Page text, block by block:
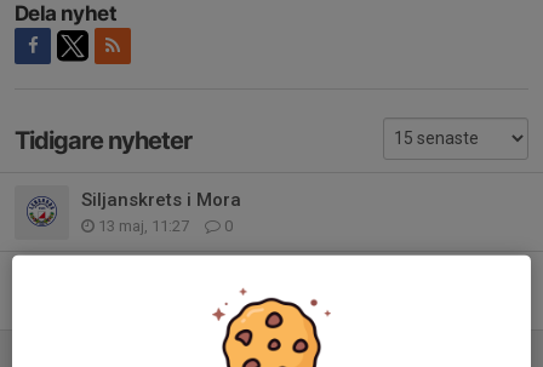
Dela nyhet
Tidigare nyheter
Siljanskrets i Mora
13 maj, 11:27 0
0
Klubbläger 22-24 maj